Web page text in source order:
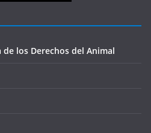
los Derechos del Animal